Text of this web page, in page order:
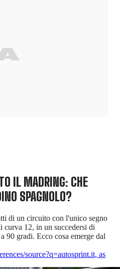
IL MADRING: CHE
SPAGNOLO?
di un circuito con l'unico segno
curva 12, in un succedersi di
90 gradi. Ecco cosa emerge dal
source?q=autosprint.it, as